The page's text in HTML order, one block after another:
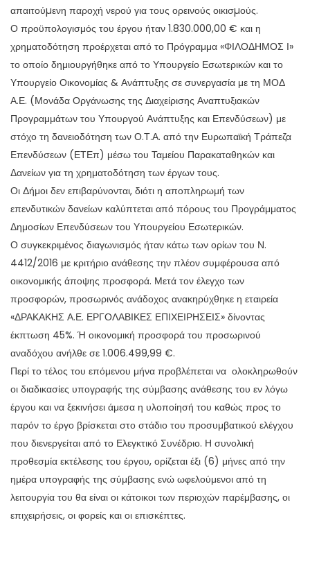
απαιτούµενη παροχή νερού για τους ορεινούς οικισµούς.
Ο προϋπολογισμός του έργου ήταν 1.830.000,00 € και η
χρηματοδότηση προέρχεται από το Πρόγραμμα «ΦΙΛΟΔΗΜΟΣ Ι»
το οποίο δημιουργήθηκε από το Υπουργείο Εσωτερικών και το
Υπουργείο Οικονομίας & Ανάπτυξης σε συνεργασία με τη ΜΟΔ
Α.Ε. (Μονάδα Οργάνωσης της Διαχείρισης Αναπτυξιακών
Προγραμμάτων του Υπουργού Ανάπτυξης και Επενδύσεων) με
στόχο τη δανειοδότηση των Ο.Τ.Α. από την Ευρωπαϊκή Τράπεζα
Επενδύσεων (ΕΤΕπ) μέσω του Ταμείου Παρακαταθηκών και
Δανείων για τη χρηματοδότηση των έργων τους.
Οι Δήμοι δεν επιβαρύνονται, διότι η αποπληρωμή των
επενδυτικών δανείων καλύπτεται από πόρους του Προγράμματος
Δημοσίων Επενδύσεων του Υπουργείου Εσωτερικών.
Ο συγκεκριμένος διαγωνισμός ήταν κάτω των ορίων του Ν.
4412/2016 με κριτήριο ανάθεσης την πλέον συμφέρουσα από
οικονομικής άποψης προσφορά. Μετά τον έλεγχο των
προσφορών, προσωρινός ανάδοχος ανακηρύχθηκε η εταιρεία
«ΔΡΑΚΑΚΗΣ Α.Ε. ΕΡΓΟΛΑΒΙΚΕΣ ΕΠΙΧΕΙΡΗΣΕΙΣ» δίνοντας
έκπτωση 45%. Ή οικονομική προσφορά του προσωρινού
αναδόχου ανήλθε σε 1.006.499,99 €.
Περί το τέλος του επόμενου μήνα προβλέπεται να ολοκληρωθούν
οι διαδικασίες υπογραφής της σύμβασης ανάθεσης του εν λόγω
έργου και να ξεκινήσει άμεσα η υλοποίησή του καθώς προς το
παρόν το έργο βρίσκεται στο στάδιο του προσυμβατικού ελέγχου
που διενεργείται από το Ελεγκτικό Συνέδριο. Η συνολική
προθεσμία εκτέλεσης του έργου, ορίζεται έξι (6) μήνες από την
ημέρα υπογραφής της σύμβασης ενώ ωφελούμενοι από τη
λειτουργία του θα είναι οι κάτοικοι των περιοχών παρέμβασης, οι
επιχειρήσεις, οι φορείς και οι επισκέπτες.